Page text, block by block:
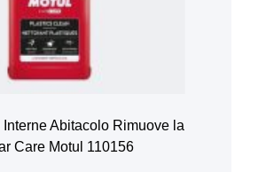
Abitacolo Rimuove la
Care Motul 110156